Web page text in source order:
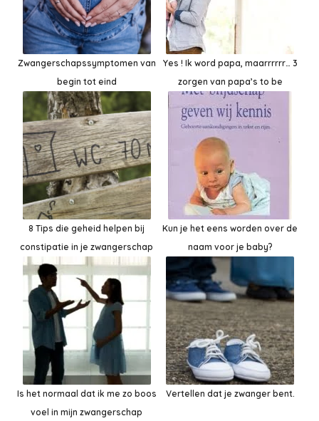
Zwangerschapssymptomen van
begin tot eind
Yes ! Ik word papa, maarrrrrr… 3
zorgen van papa’s to be
8 Tips die geheid helpen bij
constipatie in je zwangerschap
Kun je het eens worden over de
naam voor je baby?
Is het normaal dat ik me zo boos
voel in mijn zwangerschap
Vertellen dat je zwanger bent.